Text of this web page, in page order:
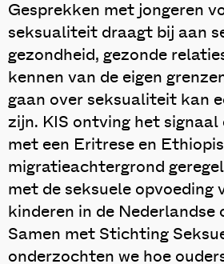
Gesprekken met jongeren
seksualiteit draagt bij aan
gezondheid, gezonde
kennen van de eigen
gaan over seksualiteit kan
zijn. KIS ontving het signaal
met een Eritrese en
migratieachtergrond
met de seksuele opvoeding
kinderen in de Nederlandse
Samen met Stichting
onderzochten we hoe